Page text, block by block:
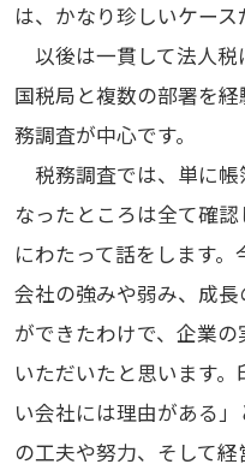
は、かなり珍しいケース
以後は一貫して法人税
国税局と複数の部署を
務調査が中心です。
税務調査では、単に帳
なったところは全て確
にわたって話をします
会社の強みや弱み、成
ができたわけで、企業
いただいたと思います
い会社には理由がある
の工夫や努力、そして